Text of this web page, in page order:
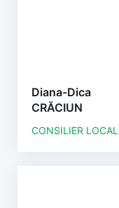
Diana-Dica
CRĂCIUN
CONSILIER LOCAL